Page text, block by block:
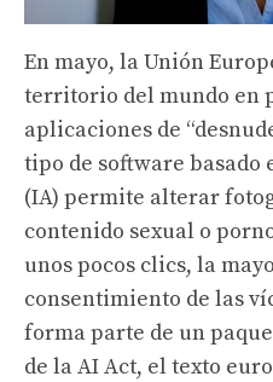
En mayo, la Unión
territorio del mundo en
aplicaciones de
tipo de software
(IA) permite alterar
contenido sexual o
unos pocos clics, la
consentimiento de las
forma parte de un
de la AI Act, el texto